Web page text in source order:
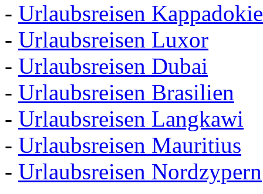
- Urlaubsreisen
- Urlaubsreisen Luxor
- Urlaubsreisen Dubai
- Urlaubsreisen Brasilien
- Urlaubsreisen Langkawi
- Urlaubsreisen Mauritius
- Urlaubsreisen Nordzypern